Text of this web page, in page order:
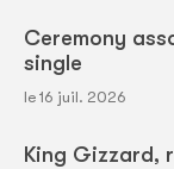
Ceremony
single
le 16 juil. 2026
King Gizzard,